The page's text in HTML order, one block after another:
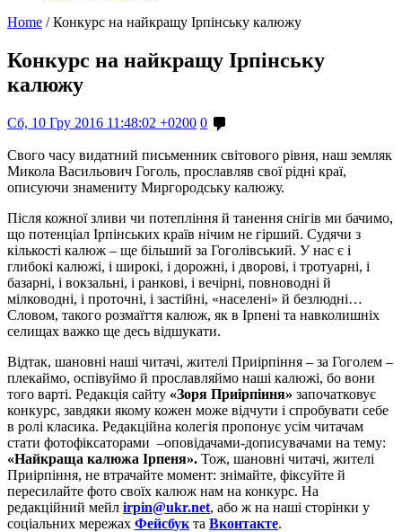
Home / Конкурс на найкращу Ірпінську калюжу
Конкурс на найкращу Ірпінську
калюжу
Сб, 10 Гру 2016 11:48:02 +0200 0
Свого часу видатний письменник світового рівня, наш земляк
Микола Васильович Гоголь, прославляв свої рідні краї,
описуючи знамениту Миргородську калюжу.
Після кожної зливи чи потепління й танення снігів ми бачимо,
що потенціал Ірпінських країв нічим не гірший. Судячи з
кількості калюж – ще більший за Гоголівський. У нас є і
глибокі калюжі, і широкі, і дорожні, і дворові, і тротуарні, і
базарні, і вокзальні, і ранкові, і вечірні, повноводні й
мілководні, і проточні, і застійні, «населені» й безлюдні…
Словом, такого розмаїття калюж, як в Ірпені та навколишніх
селищах важко ще десь відшукати.
Відтак, шановні наші читачі, жителі Приірпіння – за Гоголем –
плекаймо, оспівуймо й прославляймо наші калюжі, бо вони
того варті. Редакція сайту «Зоря Приірпіння» започатковує
конкурс, завдяки якому кожен може відчути і спробувати себе
в ролі класика. Редакційна колегія пропонує усім читачам
стати фотофіксаторами –оповідачами-дописувачами на тему:
«Найкраща калюжа Ірпеня». Тож, шановні читачі, жителі
Приірпіння, не втрачайте момент: знімайте, фіксуйте й
пересилайте фото своїх калюж нам на конкурс. На
редакційний мейл irpin@ukr.net, або ж на наші сторінки у
соціальних мережах Фейсбук та Вконтакте.